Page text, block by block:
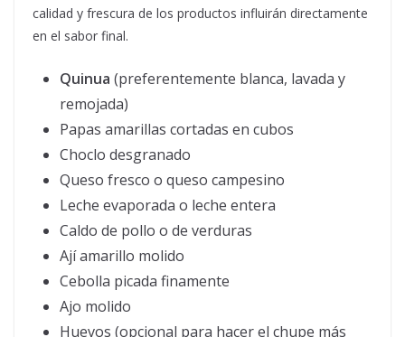
calidad y frescura de los productos influirán directamente
en el sabor final.
Quinua (preferentemente blanca, lavada y
remojada)
Papas amarillas cortadas en cubos
Choclo desgranado
Queso fresco o queso campesino
Leche evaporada o leche entera
Caldo de pollo o de verduras
Ají amarillo molido
Cebolla picada finamente
Ajo molido
Huevos (opcional para hacer el chupe más